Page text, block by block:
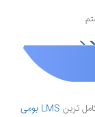
ترین
LMS بومی